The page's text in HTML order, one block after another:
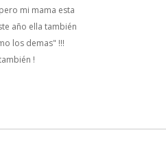
mi mama esta
año ella también
los demas" !!!
!